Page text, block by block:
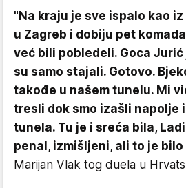
"Na kraju je sve ispalo kao
u Zagreb i dobiju pet
već bili pobledeli. Goca
su samo stajali. Gotovo.
takođe u našem tunelu. Mi
tresli dok smo izašli napolje
tunela. Tu je i sreća bila,
penal, izmišljeni, ali to je bilo
Marijan Vlak tog duela u